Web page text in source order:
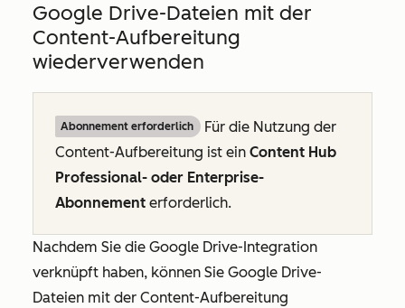
Google Drive-Dateien mit der
Content-Aufbereitung
wiederverwenden
Abonnement erforderlich
Für die Nutzung der
Content-Aufbereitung ist ein Content Hub
Professional- oder Enterprise-
Abonnement erforderlich.
Nachdem Sie die Google Drive-Integration
verknüpft haben, können Sie Google Drive-
Dateien mit der Content-Aufbereitung